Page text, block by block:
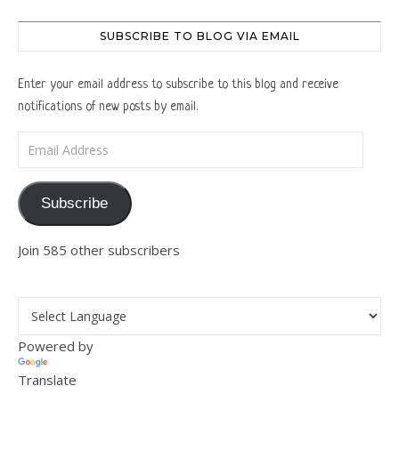
SUBSCRIBE TO BLOG VIA EMAIL
Enter your email address to subscribe to this blog and receive
notifications of new posts by email.
Subscribe
Join 585 other subscribers
Powered by
Translate